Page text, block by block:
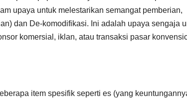
upaya untuk melestarikan semangat pemberian,
dan De-komodifikasi. Ini adalah upaya sengaja
komersial, iklan, atau transaksi pasar
item spesifik seperti es (yang